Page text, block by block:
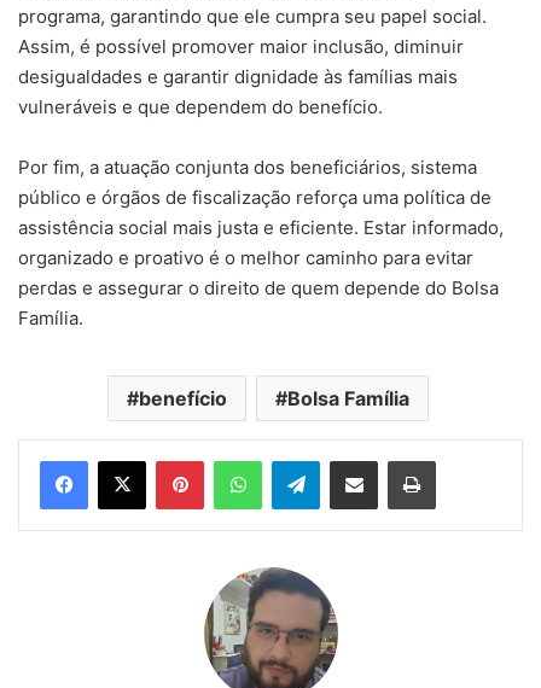
programa, garantindo que ele cumpra seu papel social.
Assim, é possível promover maior inclusão, diminuir
desigualdades e garantir dignidade às famílias mais
vulneráveis e que dependem do benefício.
Por fim, a atuação conjunta dos beneficiários, sistema
público e órgãos de fiscalização reforça uma política de
assistência social mais justa e eficiente. Estar informado,
organizado e proativo é o melhor caminho para evitar
perdas e assegurar o direito de quem depende do Bolsa
Família.
benefício Bolsa Família
PinterestWhatsAppTelegramCompartilhar via e-mail Imprimir